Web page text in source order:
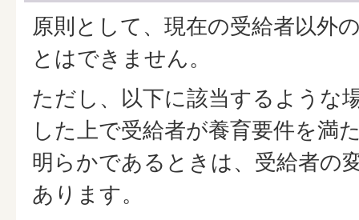
原則として、現在の受給者以外
とはできません。
ただし、以下に該当するような
した上で受給者が養育要件を満
明らかであるときは、受給者の
あります。